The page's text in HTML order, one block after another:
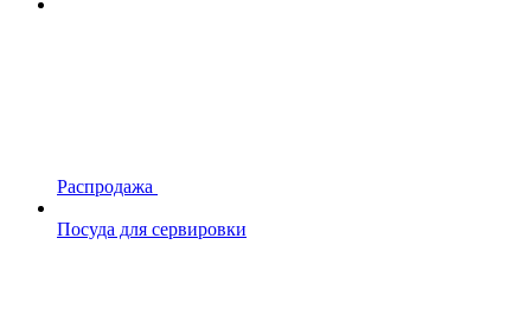
Распродажа
Посуда для сервировки